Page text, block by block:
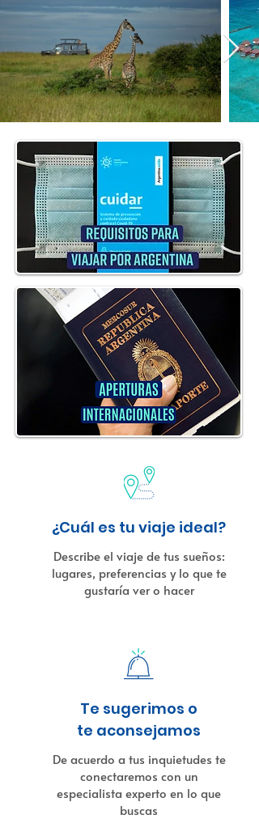
¿Cuál es tu viaje ideal?
Describe el viaje de tus sueños:
lugares, preferencias y lo que te
gustaría ver o hacer
Te sugerimos o
te aconsejamos
De acuerdo a tus inquietudes te
conectaremos con un
especialista experto en lo que
buscas